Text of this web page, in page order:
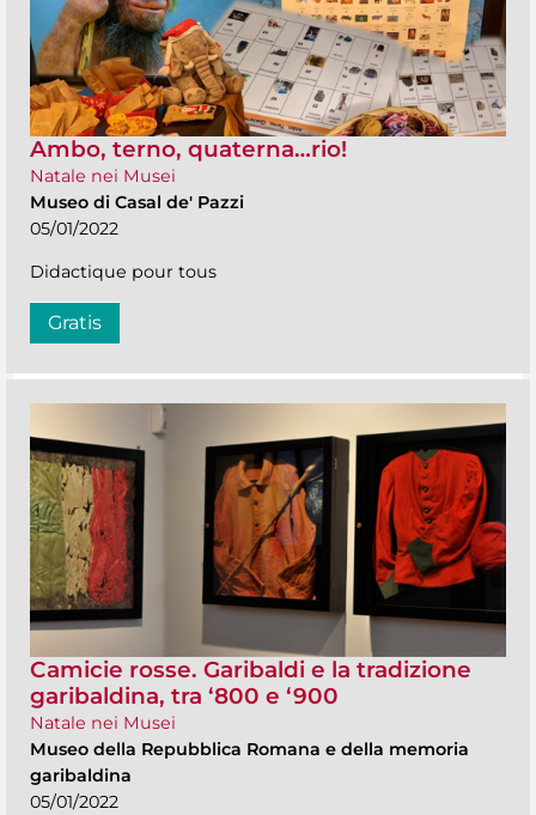
Ambo, terno, quaterna…rio!
Natale nei Musei
Museo di Casal de' Pazzi
05/01/2022
Didactique pour tous
Gratis
Camicie rosse. Garibaldi e la tradizione
garibaldina, tra ‘800 e ‘900
Natale nei Musei
Museo della Repubblica Romana e della memoria
garibaldina
05/01/2022